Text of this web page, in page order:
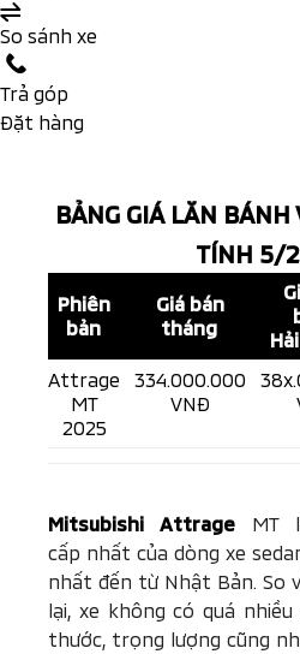
So sánh xe
Trả góp
Đặt hàng
BẢNG GIÁ LĂN BÁNH
TÍNH 5/
Phiên
bản
Giá bán
tháng
Attrage
MT
2025
334.000.000
VNĐ
Mitsubishi AttrageMT
cấp nhất của dòng xe
nhất đến từ Nhật Bản. So
lại, xe không có quá
thước, trọng lượng cũng